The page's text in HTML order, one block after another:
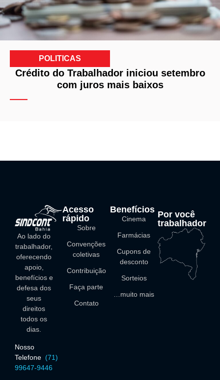
POLITICAS
Crédito do Trabalhador iniciou setembro
com juros mais baixos
Ao lado do
trabalhador,
oferecendo
apoio,
benefícios e
defesa dos
seus
direitos
todos os
dias.
Nosso
Telefone (71)
99647-9446
Acesso
rápido
Sobre
Convenções
coletivas
Contribuição
Faça parte
Contato
Benefícios
Cinema
Farmácias
Cupons de
desconto
Sorteios
…muito mais
Por você
trabalhador